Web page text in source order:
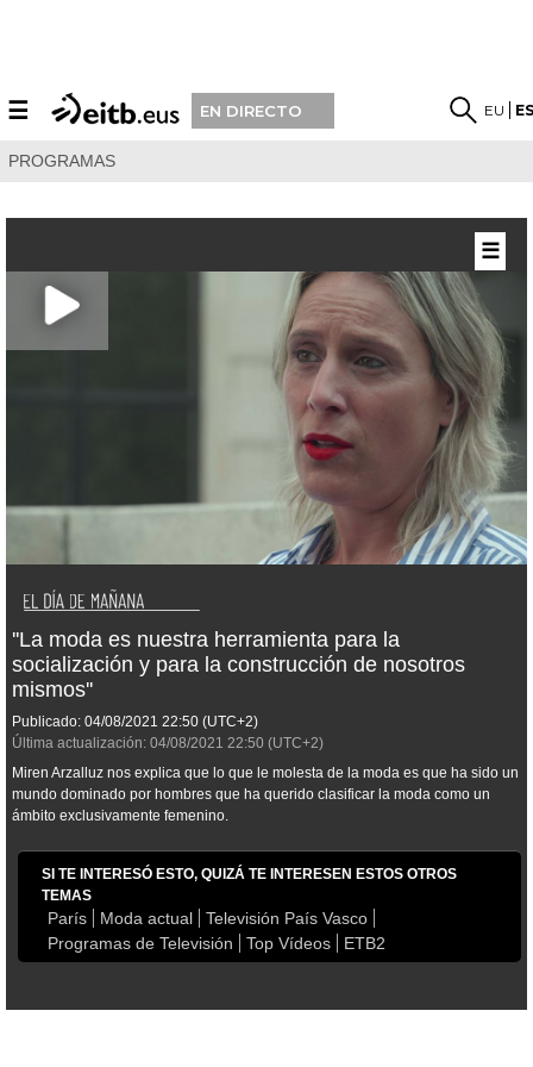
☰ EN DIRECTO EU
PROGRAMAS
''La moda es nuestra herramienta para la
socialización y para la construcción de nosotros
mismos''
Publicado: 04/08/2021 22:50 (UTC+2)
Última actualización: 04/08/2021 22:50 (UTC+2)
Miren Arzalluz nos explica que lo que le molesta de la moda es que ha sido un
mundo dominado por hombres que ha querido clasificar la moda como un
ámbito exclusivamente femenino.
SI TE INTERESÓ ESTO, QUIZÁ TE INTERESEN ESTOS OTROS
TEMAS
París Moda actual
Televisión País Vasco
Programas de Televisión
Top Vídeos ETB2
☰